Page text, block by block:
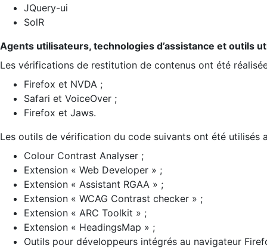
JQuery-ui
SolR
Agents utilisateurs, technologies d’assistance et outils
Les vérifications de restitution de contenus ont été
Firefox et NVDA ;
Safari et VoiceOver ;
Firefox et Jaws.
Les outils de vérification du code suivants ont été utilisés
Colour Contrast Analyser ;
Extension « Web Developer » ;
Extension « Assistant RGAA » ;
Extension « WCAG Contrast checker » ;
Extension « ARC Toolkit » ;
Extension « HeadingsMap » ;
Outils pour développeurs intégrés au navigateur